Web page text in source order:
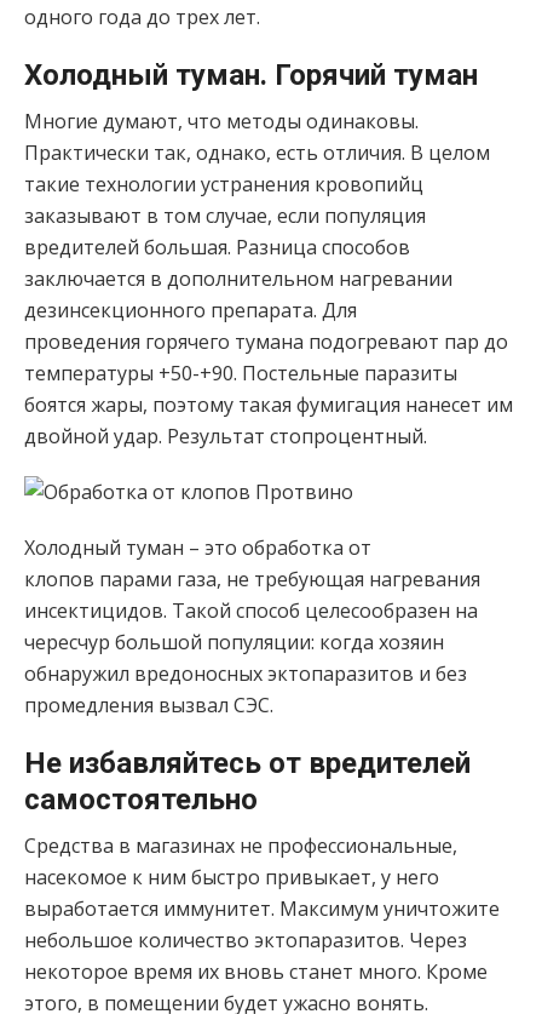
одного года до трех лет.
Холодный туман. Горячий туман
Многие думают, что методы одинаковы.
Практически так, однако, есть отличия. В целом
такие технологии устранения кровопийц
заказывают в том случае, если популяция
вредителей большая. Разница способов
заключается в дополнительном нагревании
дезинсекционного препарата. Для
проведения горячего тумана подогревают пар до
температуры +50-+90. Постельные паразиты
боятся жары, поэтому такая фумигация нанесет им
двойной удар. Результат стопроцентный.
Холодный туман – это обработка от
клопов парами газа, не требующая нагревания
инсектицидов. Такой способ целесообразен на
чересчур большой популяции: когда хозяин
обнаружил вредоносных эктопаразитов и без
промедления вызвал СЭС.
Не избавляйтесь от вредителей
самостоятельно
Средства в магазинах не профессиональные,
насекомое к ним быстро привыкает, у него
выработается иммунитет. Максимум уничтожите
небольшое количество эктопаразитов. Через
некоторое время их вновь станет много. Кроме
этого, в помещении будет ужасно вонять.